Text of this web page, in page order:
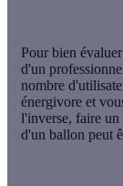
Pour bien
d'un
nombre
énergivore et
l'inverse, faire un
d'un ballon peut